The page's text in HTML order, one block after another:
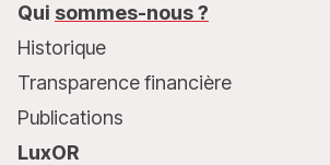
Qui sommes-nous ?
Historique
Transparence financière
Publications
LuxOR